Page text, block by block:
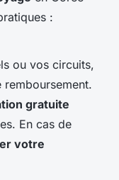
:
ou vos circuits,
gratuite
En cas de
votre